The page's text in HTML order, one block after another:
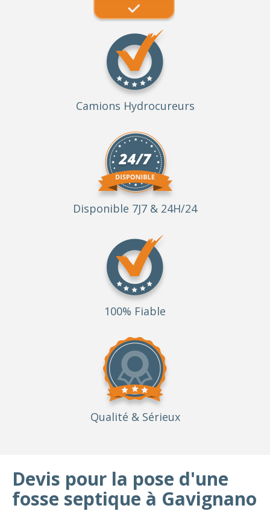
Camions Hydrocureurs
Disponible 7J7 & 24H/24
100% Fiable
Qualité & Sérieux
Devis pour la pose d'une
fosse septique à Gavignano